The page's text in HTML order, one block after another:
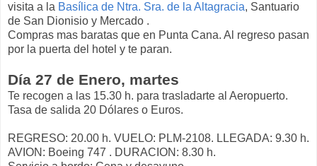
visita a la Basílica de Ntra. Sra. de la Altagracia, Santuario
de San Dionisio y Mercado .
Compras mas baratas que en Punta Cana. Al regreso pasan
por la puerta del hotel y te paran.
Día 27 de Enero, martes
Te recogen a las 15.30 h. para trasladarte al Aeropuerto.
Tasa de salida 20 Dólares o Euros.
REGRESO: 20.00 h. VUELO: PLM-2108. LLEGADA: 9.30 h.
AVION: Boeing 747 . DURACION: 8.30 h.